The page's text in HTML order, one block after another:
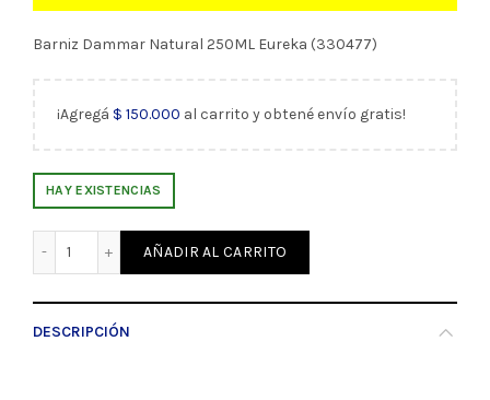
Barniz Dammar Natural 250ML Eureka (330477)
¡Agregá $ 150.000 al carrito y obtené envío gratis!
HAY EXISTENCIAS
Barniz Dammar Natural 250ML Eureka (330477) cantidad
AÑADIR AL CARRITO
DESCRIPCIÓN